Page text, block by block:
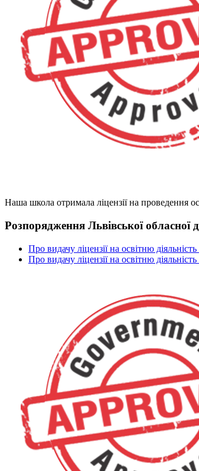
Наша школа отримала ліцензії на проведення
Розпорядження Львівської обласної
Про видачу ліцензії на освітню
Про видачу ліцензії на освітню